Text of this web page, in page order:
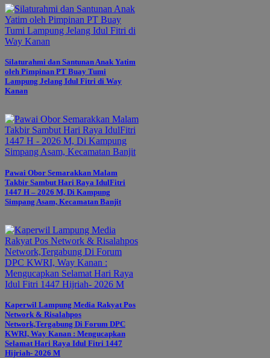
Silaturahmi dan Santunan Anak Yatim
oleh Pimpinan PT Buay Tumi
Lampung Jelang Idul Fitri di Way
Kanan
Pawai Obor Semarakkan Malam
Takbir Sambut Hari Raya IdulFitri
1447 H – 2026 M, Di Kampung
Simpang Asam, Kecamatan Banjit
Kaperwil Lampung Media Rakyat Pos
Network & Risalahpos
Network,Tergabung Di Forum DPC
KWRI, Way Kanan : Mengucapkan
Selamat Hari Raya Idul Fitri 1447
Hijriah- 2026 M